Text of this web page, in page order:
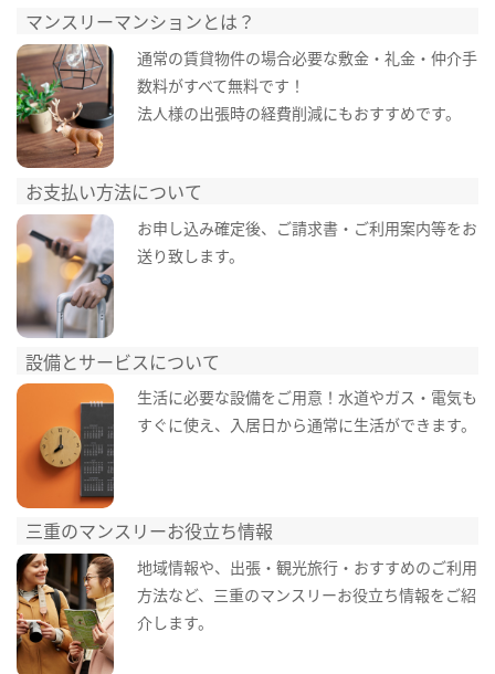
マンスリーマンションとは？
通常の賃貸物件の場合必要な敷金・礼金・仲介手
数料がすべて無料です！
法人様の出張時の経費削減にもおすすめです。
お支払い方法について
お申し込み確定後、ご請求書・ご利用案内等をお
送り致します。
設備とサービスについて
生活に必要な設備をご用意！水道やガス・電気も
すぐに使え、入居日から通常に生活ができます。
三重のマンスリーお役立ち情報
地域情報や、出張・観光旅行・おすすめのご利用
方法など、三重のマンスリーお役立ち情報をご紹
介します。